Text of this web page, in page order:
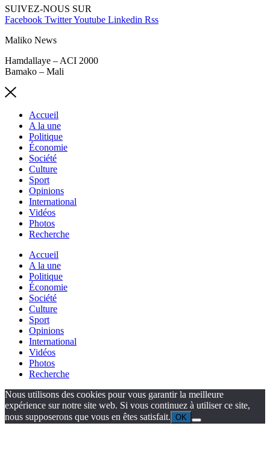
SUIVEZ-NOUS SUR
Facebook TwitterYoutube Linkedin Rss
Maliko News
Hamdallaye – ACI 2000
Bamako – Mali
Accueil
A la une
Politique
Économie
Société
Culture
Sport
Opinions
International
Vidéos
Photos
Recherche
Accueil
A la une
Politique
Économie
Société
Culture
Sport
Opinions
International
Vidéos
Photos
Recherche
Nous utilisons des cookies pour vous garantir la meilleure
expérience sur notre site web. Si vous continuez à utiliser ce site,
nous supposerons que vous en êtes satisfait. OK